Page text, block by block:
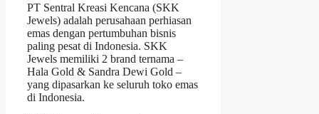
PT Sentral Kreasi Kencana (SKK
Jewels) adalah perusahaan perhiasan
emas dengan pertumbuhan bisnis
paling pesat di Indonesia. SKK
Jewels memiliki 2 brand ternama –
Hala Gold & Sandra Dewi Gold –
yang dipasarkan ke seluruh toko emas
di Indonesia.